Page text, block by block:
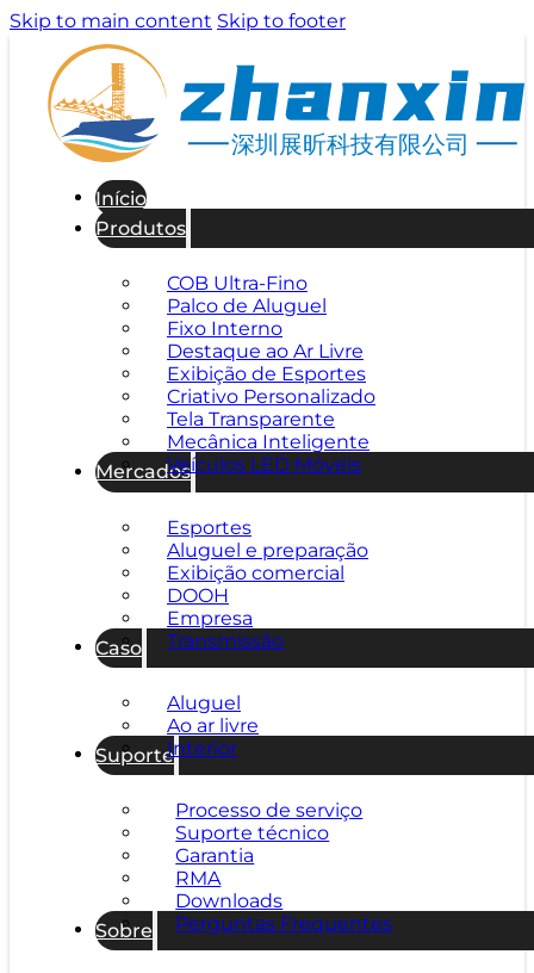
Skip to main content Skip to footer
深圳展昕科技有限公司
Início
Produtos
COB Ultra-Fino
Palco de Aluguel
Fixo Interno
Destaque ao Ar Livre
Exibição de Esportes
Criativo Personalizado
Tela Transparente
Mecânica Inteligente
Veículos LED Móveis
Mercados
Esportes
Aluguel e preparação
Exibição comercial
DOOH
Empresa
Transmissão
Caso
Aluguel
Ao ar livre
Interior
Suporte
Processo de serviço
Suporte técnico
Garantia
RMA
Downloads
Perguntas Frequentes
Sobre